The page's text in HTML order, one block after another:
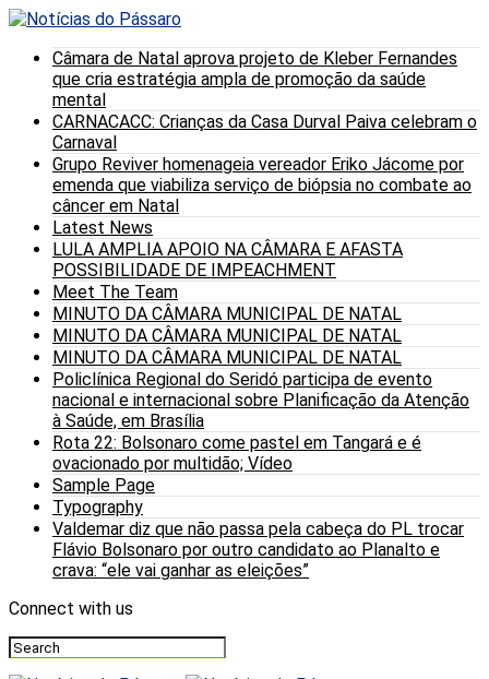
Câmara de Natal aprova projeto de Kleber Fernandes
que cria estratégia ampla de promoção da saúde
mental
CARNACACC: Crianças da Casa Durval Paiva celebram o
Carnaval
Grupo Reviver homenageia vereador Eriko Jácome por
emenda que viabiliza serviço de biópsia no combate ao
câncer em Natal
Latest News
LULA AMPLIA APOIO NA CÂMARA E AFASTA
POSSIBILIDADE DE IMPEACHMENT
Meet The Team
MINUTO DA CÂMARA MUNICIPAL DE NATAL
MINUTO DA CÂMARA MUNICIPAL DE NATAL
MINUTO DA CÂMARA MUNICIPAL DE NATAL
Policlínica Regional do Seridó participa de evento
nacional e internacional sobre Planificação da Atenção
à Saúde, em Brasília
Rota 22: Bolsonaro come pastel em Tangará e é
ovacionado por multidão; Vídeo
Sample Page
Typography
Valdemar diz que não passa pela cabeça do PL trocar
Flávio Bolsonaro por outro candidato ao Planalto e
crava: “ele vai ganhar as eleições”
Connect with us